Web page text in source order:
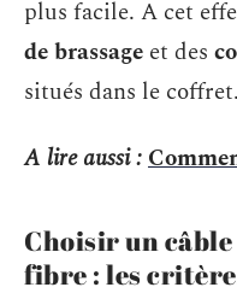
plus facile. A cet
de brassage et des
situés dans le coffret.
A lire aussi :
Choisir un
fibre : les